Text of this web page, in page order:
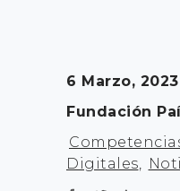
6 Marzo, 2023
Fundación
Digitales,